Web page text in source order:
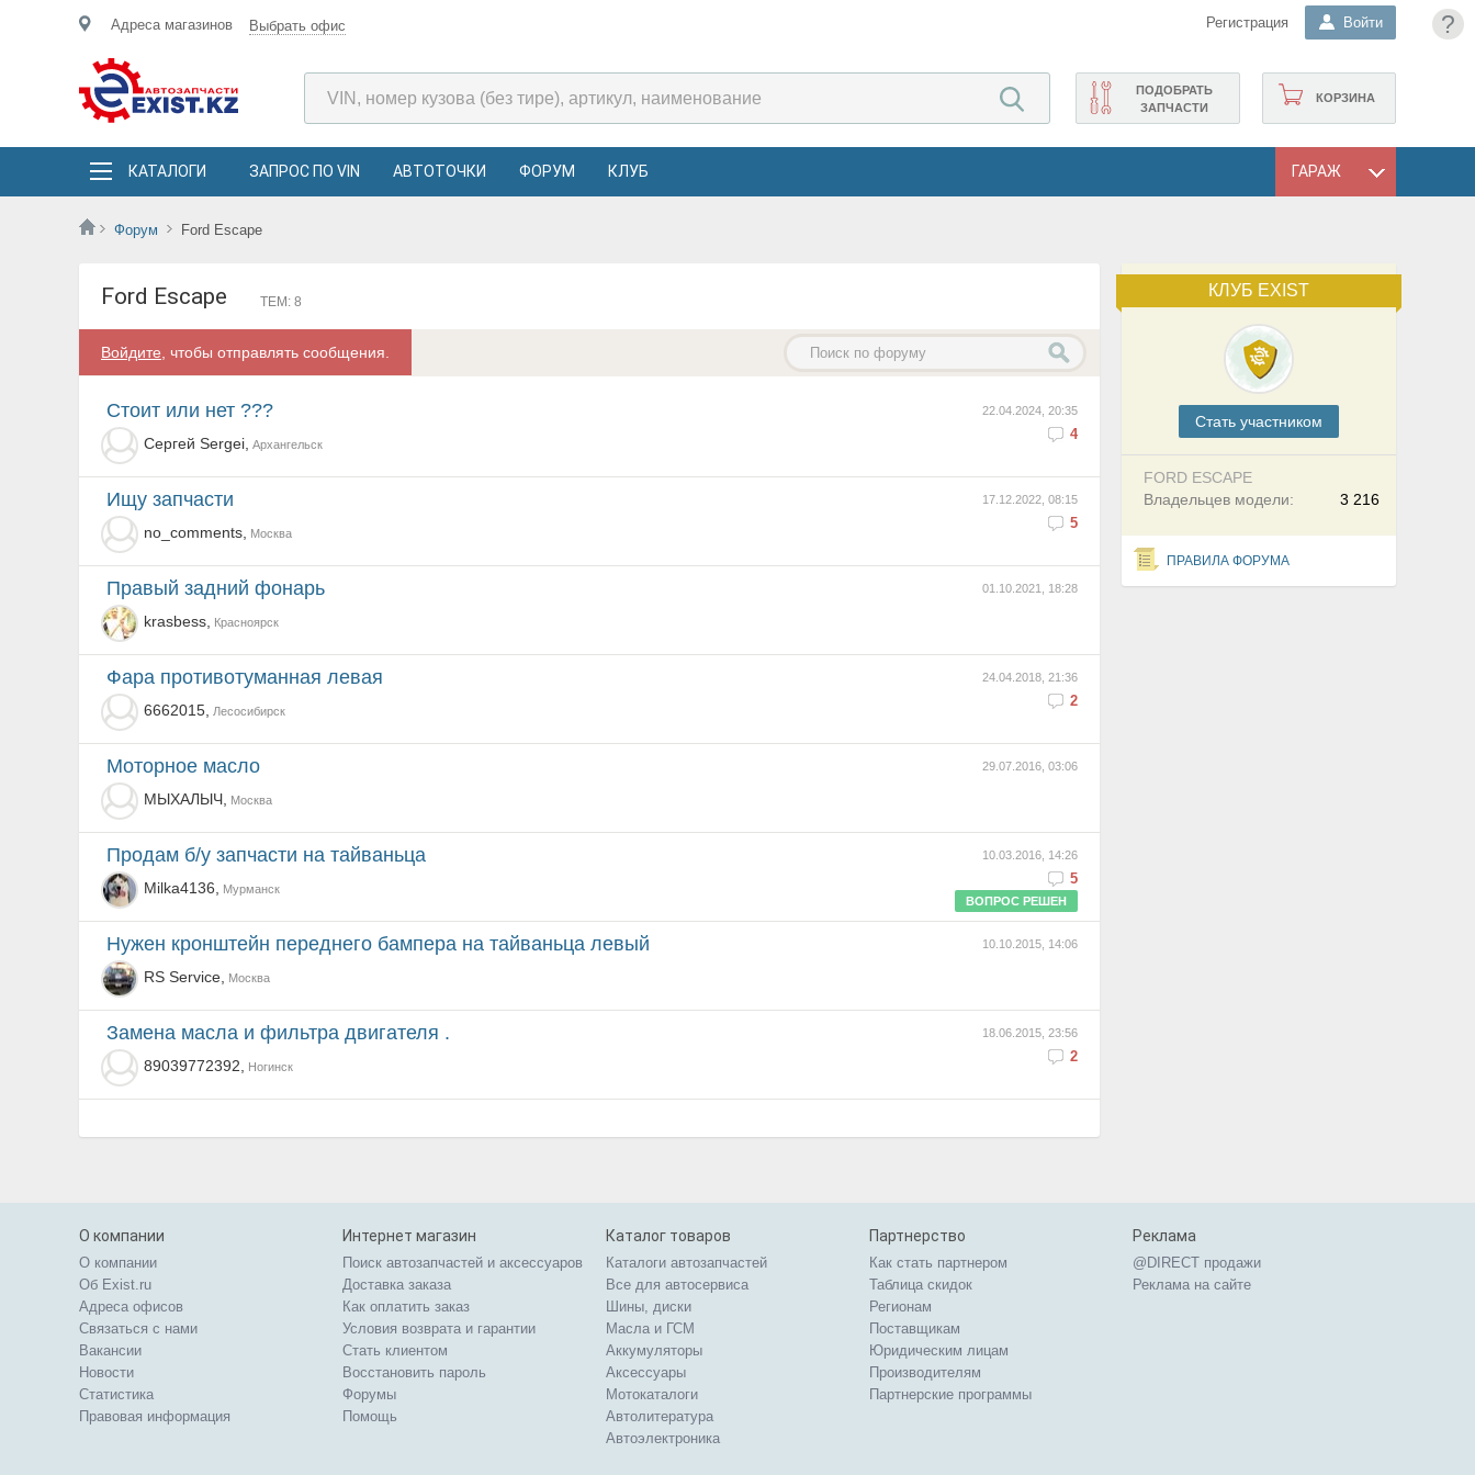
?
Адреса магазинов Выбрать офис Регистрация Войти
КОРЗИНА
ПОДОБРАТЬ
ЗАПЧАСТИ
КАТАЛОГИ ЗАПРОС ПО VIN АВТОТОЧКИ ФОРУМ КЛУБ ГАРАЖ
Форум Ford Escape
КЛУБ EXIST
Cтать участником
FORD ESCAPE
3 216
Владельцев модели:
ПРАВИЛА ФОРУМА
Ford Escape ТЕМ: 8
Войдите , чтобы отправлять сообщения.
22.04.2024, 20:35
4
Стоит или нет ???
Сергей Sergei, Архангельск
17.12.2022, 08:15
5
Ищу запчасти
no_comments, Москва
01.10.2021, 18:28
Правый задний фонарь
krasbess, Красноярск
24.04.2018, 21:36
2
фара противотуманная левая
6662015, Лесосибирск
29.07.2016, 03:06
Моторное масло
МЫХАЛЫЧ, Москва
10.03.2016, 14:26
5
Продам б/у запчасти на тайваньца
Milka4136,
Мурманск
ВОПРОС РЕШЕН
10.10.2015, 14:06
Нужен кронштейн переднего бампера на тайваньца левый
RS Service, Москва
18.06.2015, 23:56
2
Замена масла и фильтра двигателя .
89039772392, Ногинск
О компании
О компании
Об Exist.ru
Адреса офисов
Связаться с нами
Вакансии
Новости
Статистика
Правовая информация
Интернет магазин
Поиск автозапчастей и аксессуаров
Доставка заказа
Как оплатить заказ
Условия возврата и гарантии
Стать клиентом
Восстановить пароль
Форумы
Помощь
Каталог товаров
Каталоги автозапчастей
Все для автосервиса
Шины, диски
Масла и ГСМ
Аккумуляторы
Аксессуары
Мотокаталоги
Автолитература
Автоэлектроника
Партнерство
Как стать партнером
Таблица скидок
Регионам
Поставщикам
Юридическим лицам
Производителям
Партнерские программы
Реклама
@DIRECT продажи
Реклама на сайте